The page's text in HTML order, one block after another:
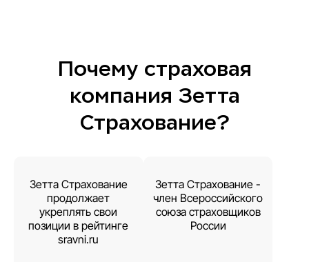
Почему страховая
компания Зетта
Страхование?
Зетта Страхование
продолжает
укреплять свои
позиции в рейтинге
sravni.ru
Зетта Страхование -
член Всероссийского
союза страховщиков
России